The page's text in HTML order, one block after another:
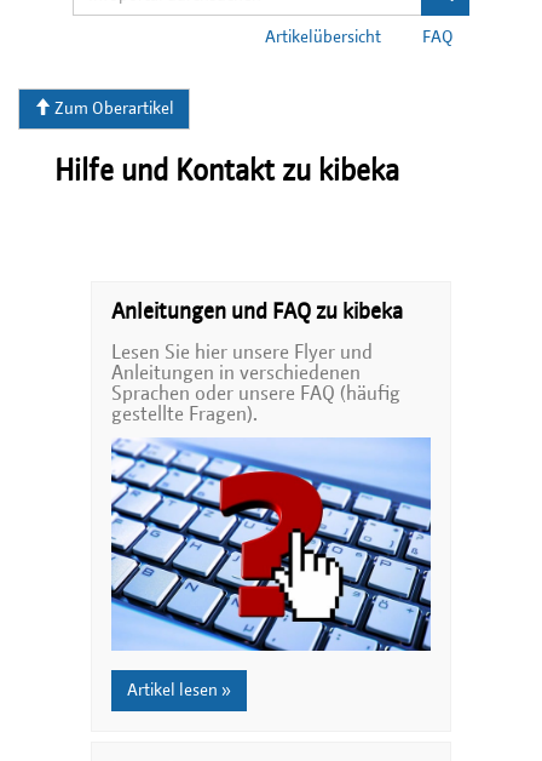
FAQ
Artikelübersicht
Zum Oberartikel
Hilfe und Kontakt zu kibeka
Anleitungen und FAQ zu kibeka
Lesen Sie hier unsere Flyer und
Anleitungen in verschiedenen
Sprachen oder unsere FAQ (häufig
gestellte Fragen).
Artikel lesen »